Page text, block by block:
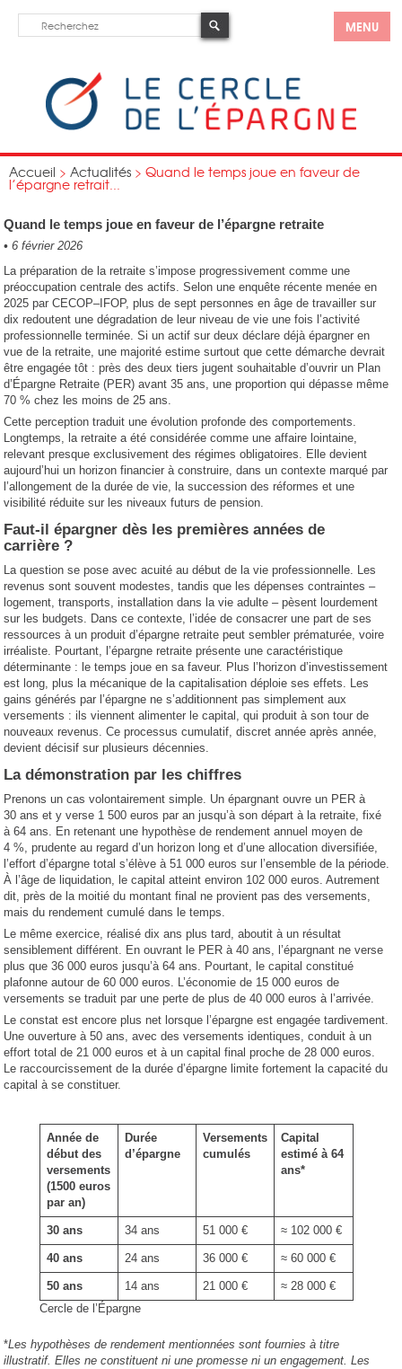
MENU
Accueil > Actualités > Quand le temps joue en faveur de
l’épargne retrait...
Quand le temps joue en faveur de l’épargne retraite
• 6 février 2026
La préparation de la retraite s’impose progressivement comme une
préoccupation centrale des actifs. Selon une enquête récente menée en
2025 par CECOP–IFOP, plus de sept personnes en âge de travailler sur
dix redoutent une dégradation de leur niveau de vie une fois l’activité
professionnelle terminée. Si un actif sur deux déclare déjà épargner en
vue de la retraite, une majorité estime surtout que cette démarche devrait
être engagée tôt : près des deux tiers jugent souhaitable d’ouvrir un Plan
d’Épargne Retraite (PER) avant 35 ans, une proportion qui dépasse même
70 % chez les moins de 25 ans.
Cette perception traduit une évolution profonde des comportements.
Longtemps, la retraite a été considérée comme une affaire lointaine,
relevant presque exclusivement des régimes obligatoires. Elle devient
aujourd’hui un horizon financier à construire, dans un contexte marqué par
l’allongement de la durée de vie, la succession des réformes et une
visibilité réduite sur les niveaux futurs de pension.
Faut-il épargner dès les premières années de
carrière ?
La question se pose avec acuité au début de la vie professionnelle. Les
revenus sont souvent modestes, tandis que les dépenses contraintes –
logement, transports, installation dans la vie adulte – pèsent lourdement
sur les budgets. Dans ce contexte, l’idée de consacrer une part de ses
ressources à un produit d’épargne retraite peut sembler prématurée, voire
irréaliste. Pourtant, l’épargne retraite présente une caractéristique
déterminante : le temps joue en sa faveur. Plus l’horizon d’investissement
est long, plus la mécanique de la capitalisation déploie ses effets. Les
gains générés par l’épargne ne s’additionnent pas simplement aux
versements : ils viennent alimenter le capital, qui produit à son tour de
nouveaux revenus. Ce processus cumulatif, discret année après année,
devient décisif sur plusieurs décennies.
La démonstration par les chiffres
Prenons un cas volontairement simple. Un épargnant ouvre un PER à
30 ans et y verse 1 500 euros par an jusqu’à son départ à la retraite, fixé
à 64 ans. En retenant une hypothèse de rendement annuel moyen de
4 %, prudente au regard d’un horizon long et d’une allocation diversifiée,
l’effort d’épargne total s’élève à 51 000 euros sur l’ensemble de la période.
À l’âge de liquidation, le capital atteint environ 102 000 euros. Autrement
dit, près de la moitié du montant final ne provient pas des versements,
mais du rendement cumulé dans le temps.
Le même exercice, réalisé dix ans plus tard, aboutit à un résultat
sensiblement différent. En ouvrant le PER à 40 ans, l’épargnant ne verse
plus que 36 000 euros jusqu’à 64 ans. Pourtant, le capital constitué
plafonne autour de 60 000 euros. L’économie de 15 000 euros de
versements se traduit par une perte de plus de 40 000 euros à l’arrivée.
Le constat est encore plus net lorsque l’épargne est engagée tardivement.
Une ouverture à 50 ans, avec des versements identiques, conduit à un
effort total de 21 000 euros et à un capital final proche de 28 000 euros.
Le raccourcissement de la durée d’épargne limite fortement la capacité du
capital à se constituer.
Année de
début des
versements
(1500 euros
par an)
Durée
d’épargne
Versements
cumulés
Capital
estimé à 64
ans*
30 ans 34 ans 51 000 € ≈ 102 000 €
40 ans 24 ans 36 000 € ≈ 60 000 €
50 ans 14 ans 21 000 €
≈ 28 000 €
Cercle de l’Épargne
*Les hypothèses de rendement mentionnées sont fournies à titre
illustratif. Elles ne constituent ni une promesse ni un engagement. Les